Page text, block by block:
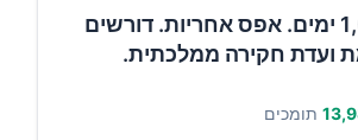
1,000 ימים. אפס אחריות. דורשים
ועדת חקירה ממלכתית.
תומכים